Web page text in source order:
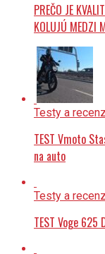
PREČO JE
KOLUJÚ MEDZI
Testy a
TEST Vmoto
na auto
Testy a
TEST Voge